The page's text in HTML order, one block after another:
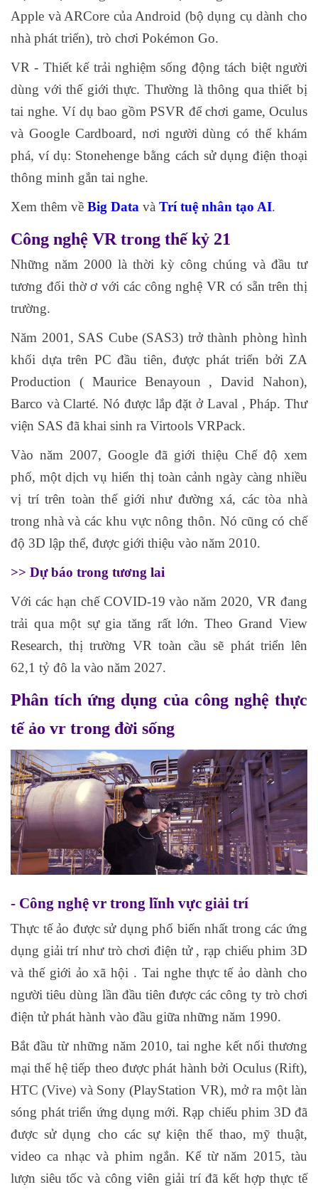
Apple và ARCore của Android (bộ dụng cụ dành cho
nhà phát triển), trò chơi Pokémon Go.
VR - Thiết kế trải nghiệm sống động tách biệt người
dùng với thế giới thực. Thường là thông qua thiết bị
tai nghe. Ví dụ bao gồm PSVR để chơi game, Oculus
và Google Cardboard, nơi người dùng có thể khám
phá, ví dụ: Stonehenge bằng cách sử dụng điện thoại
thông minh gắn tai nghe.
Xem thêm về Big Data và Trí tuệ nhân tạo AI.
Công nghệ VR trong thế kỷ 21
Những năm 2000 là thời kỳ công chúng và đầu tư
tương đối thờ ơ với các công nghệ VR có sẵn trên thị
trường.
Năm 2001, SAS Cube (SAS3) trở thành phòng hình
khối dựa trên PC đầu tiên, được phát triển bởi ZA
Production ( Maurice Benayoun , David Nahon),
Barco và Clarté. Nó được lắp đặt ở Laval , Pháp. Thư
viện SAS đã khai sinh ra Virtools VRPack.
Vào năm 2007, Google đã giới thiệu Chế độ xem
phố, một dịch vụ hiển thị toàn cảnh ngày càng nhiều
vị trí trên toàn thế giới như đường xá, các tòa nhà
trong nhà và các khu vực nông thôn. Nó cũng có chế
độ 3D lập thể, được giới thiệu vào năm 2010.
>> Dự báo trong tương lai
Với các hạn chế COVID-19 vào năm 2020, VR đang
trải qua một sự gia tăng rất lớn. Theo Grand View
Research, thị trường VR toàn cầu sẽ phát triển lên
62,1 tỷ đô la vào năm 2027.
Phân tích ứng dụng của công nghệ thực
tế ảo vr trong đời sống
- Công nghệ vr trong lĩnh vực giải trí
Thực tế ảo được sử dụng phổ biến nhất trong các ứng
dụng giải trí như trò chơi điện tử , rạp chiếu phim 3D
và thế giới ảo xã hội . Tai nghe thực tế ảo dành cho
người tiêu dùng lần đầu tiên được các công ty trò chơi
điện tử phát hành vào đầu giữa những năm 1990.
Bắt đầu từ những năm 2010, tai nghe kết nối thương
mại thế hệ tiếp theo được phát hành bởi Oculus (Rift),
HTC (Vive) và Sony (PlayStation VR), mở ra một làn
sóng phát triển ứng dụng mới. Rạp chiếu phim 3D đã
được sử dụng cho các sự kiện thể thao, mỹ thuật,
video ca nhạc và phim ngắn. Kể từ năm 2015, tàu
lượn siêu tốc và công viên giải trí đã kết hợp thực tế